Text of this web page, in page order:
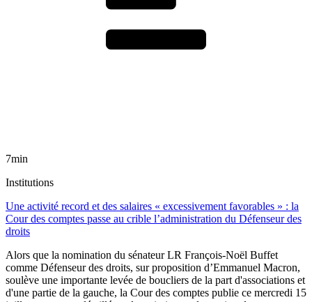
7min
Institutions
Une activité record et des salaires « excessivement favorables » : la
Cour des comptes passe au crible l’administration du Défenseur des
droits
Alors que la nomination du sénateur LR François-Noël Buffet
comme Défenseur des droits, sur proposition d’Emmanuel Macron,
soulève une importante levée de boucliers de la part d'associations et
d'une partie de la gauche, la Cour des comptes publie ce mercredi 15